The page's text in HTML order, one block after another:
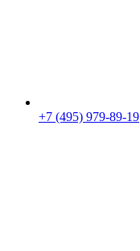
+7 (495) 979-89-19